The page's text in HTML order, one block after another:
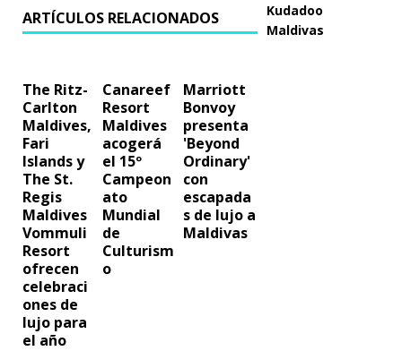
ARTÍCULOS RELACIONADOS
The Ritz-
Carlton
Maldives,
Fari
Islands y
The St.
Regis
Maldives
Vommuli
Resort
ofrecen
celebraci
ones de
lujo para
el año
Canareef
Resort
Maldives
acogerá
el 15º
Campeon
ato
Mundial
de
Culturism
o
Marriott
Bonvoy
presenta
'Beyond
Ordinary'
con
escapada
s de lujo a
Maldivas
Kudadoo
Maldivas